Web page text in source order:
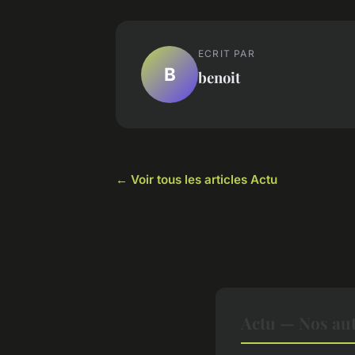
B
ECRIT PAR
benoit
← Voir tous les articles Actu